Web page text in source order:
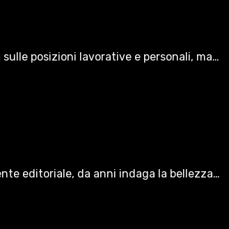
posizioni lavorative e personali, ma…
editoriale, da anni indaga la bellezza…